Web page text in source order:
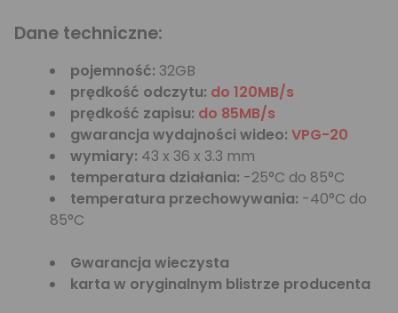
Dane techniczne:
pojemność: 32GB
prędkość odczytu: do 120MB/s
prędkość zapisu: do 85MB/s
gwarancja wydajności wideo: VPG-20
wymiary: 43 x 36 x 3.3 mm
temperatura działania: -25°C do 85°C
temperatura przechowywania: -40°C do
85°C
Gwarancja wieczysta
karta w oryginalnym blistrze producenta